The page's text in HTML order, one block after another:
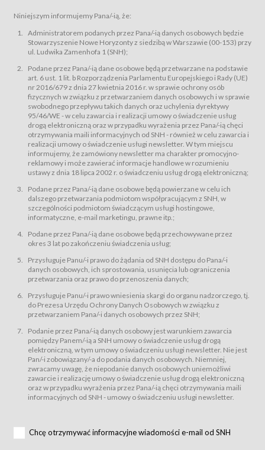
podmiotom z branży mediów i filmowej (Akredytacje);
Bilety – wybrane dokumenty potwierdzające zawarcie umowy z
Usługodawcą i uprawniające do wzięcia udziału w Wydarzeniu,
przewidziane przez Usługodawcę dla danego Wydarzenia, tj. uprawniające
do uczestnictwa w wielu albo w pojedynczych seansach filmowych,
Sklep – sklep internetowy prowadzony przez Usługodawcę w Serwisie;
Regulamin – niniejszy regulamin.
§ 2
Postanowienia ogólne
Regulamin określa zasady:
świadczenia Usługobiorcom Usług przez Usługodawcę, z
zastrzeżeniem usług, o których mowa w ust. 2 pkt. 4 i 5 poniżej, których
zasady świadczenia precyzują odrębne regulaminy,
przetwarzania przez Usługodawcę danych osobowych Usługobiorców
będących osobami fizycznymi.
świadczy Usługi drogą elektroniczną w rozumieniu ustawy z dnia 18 lipca
2002 r. o świadczeniu usług drogą elektroniczną (Dz.U. z 2002 r., Nr 144, poz.
1204, z późń. zm.). Usługi świadczone są nieodpłatnie.
usługę przeglądania i odczytywania przez Usługobiorców materiałów
zamieszczanych w Serwisie,
usługę utrzymywania konta użytkownika w Serwisie,
usługę newsletter,
usługę zawierania na odległość umów nabycia Karnetów i Biletów,
usługę zawierania na odległość umów sprzedaży w Sklepie.
dnia 18 lipca 2002 r. o świadczeniu usług drogą elektroniczną (Dz.U. z 2002
r., Nr 144, poz. 1204, z późń. zm.). Usługi świadczone są nieodpłatnie.
Na zasadach określonych w Regulaminie dostęp do Serwisu jest otwarty dla
Usługobiorca przed rozpoczęciem korzystania z Serwisu jest zobowiązany
zapoznać się z Regulaminem. Założenie konta w Serwisie oraz zamówienie
usługi newsletter za pośrednictwem przeznaczonego do tego formularza
zamieszczonego na stronach Serwisu dostępnych dla wszystkich
Usługobiorców wymaga akceptacji postanowień Regulaminu.
Usługobiorca zobowiązany jest do przestrzegania postanowień Regulaminu
od chwili rozpoczęcia korzystania z Serwisu.
Regulamin jest udostępniony Usługobiorcom nieodpłatnie za
Warunki techniczne korzystania z Usług
Niniejszym informujemy Pana/-ią, że:
Administratorem podanych przez Pana/-ią danych osobowych będzie
Stowarzyszenie Nowe Horyzonty z siedzibą w Warszawie (00-153) przy
ul. Ludwika Zamenhofa 1 (SNH);
Podane przez Pana/-ią dane osobowe będą przetwarzane na podstawie
art. 6 ust. 1 lit. b Rozporządzenia Parlamentu Europejskiego i Rady (UE)
nr 2016/679 z dnia 27 kwietnia 2016 r. w sprawie ochrony osób
fizycznych w związku z przetwarzaniem danych osobowych i w sprawie
swobodnego przepływu takich danych oraz uchylenia dyrektywy
95/46/WE - w celu zawarcia i realizacji umowy o świadczenie usług
drogą elektroniczną oraz w przypadku wyrażenia przez Pana/-ią chęci
otrzymywania maili informacyjnych od SNH - również w celu zawarcia i
realizacji umowy o świadczenie usługi newsletter. W tym miejscu
informujemy, że zamówiony newsletter ma charakter promocyjno-
reklamowy i może zawierać informacje handlowe w rozumieniu
ustawy z dnia 18 lipca 2002 r. o świadczeniu usług drogą elektroniczną;
Podane przez Pana/-ią dane osobowe będą powierzane w celu ich
dalszego przetwarzania podmiotom współpracującym z SNH, w
szczególności podmiotom świadczącym usługi hostingowe,
informatyczne, e-mail marketingu, prawne itp.;
Podane przez Pana/-ią dane osobowe będą przechowywane przez
okres 3 lat po zakończeniu świadczenia usług;
Przysługuje Panu/-i prawo do żądania od SNH dostępu do Pana/-i
danych osobowych, ich sprostowania, usunięcia lub ograniczenia
przetwarzania oraz prawo do przenoszenia danych;
Przysługuje Panu/-i prawo wniesienia skargi do organu nadzorczego, tj.
do Prezesa Urzędu Ochrony Danych Osobowych w związku z
przetwarzaniem Pana/-i danych osobowych przez SNH;
Podanie przez Pana/-ią danych osobowy jest warunkiem zawarcia
pomiędzy Panem/-ią a SNH umowy o świadczenie usług drogą
elektroniczną, w tym umowy o świadczeniu usługi newsletter. Nie jest
Pan/-i zobowiązany/-a do podania danych osobowych. Niemniej,
zwracamy uwagę, że niepodanie danych osobowych uniemożliwi
zawarcie i realizację umowy o świadczenie usług drogą elektroniczną
oraz w przypadku wyrażenia przez Pana/-ią chęci otrzymywania maili
informacyjnych od SNH - umowy o świadczeniu usługi newsletter.
Chcę otrzymywać informacyjne wiadomości e-mail od SNH